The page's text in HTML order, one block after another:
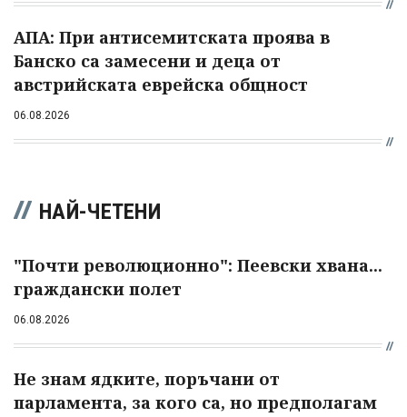
АПА: При антисемитската проява в
Банско са замесени и деца от
австрийската еврейска общност
06.08.2026
НАЙ-ЧЕТЕНИ
"Почти революционно": Пеевски хвана...
граждански полет
06.08.2026
Не знам ядките, поръчани от
парламента, за кого са, но предполагам